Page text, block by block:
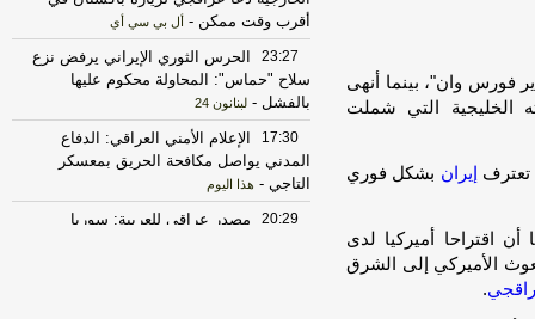
فورس وان"، بينما أنهى
الخليجية التي شملت
تعترف إيران بشكل فوري
اقتراحا أميركيا لدى
الأميركي إلى الشرق
.
أقرب وقت ممكن - أل بي سي أي
23:27
الحرس الثوري الإيراني يرفض نزع
سلاح "حماس": المحاولة محكوم عليها
بالفشل - لبنانون 24
17:30
‏الإعلام الأمني العراقي: الدفاع
المدني يواصل مكافحة الحريق بمعسكر
التاجي - هذا اليوم
20:29
‏مصدر عراقي للعربية: سوريا